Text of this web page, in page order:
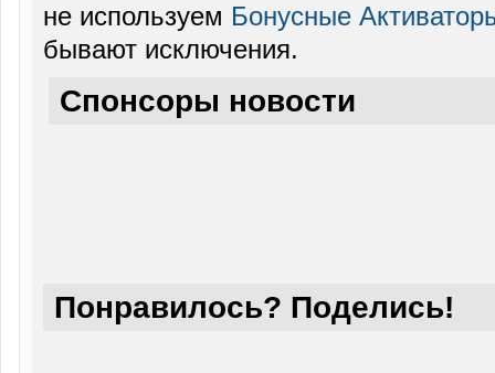
не используем Бонусные
бывают исключения.
Спонсоры новости
Понравилось? Поделись!